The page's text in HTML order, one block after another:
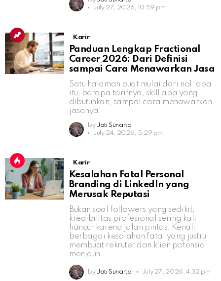
July 27, 2026, 10:59 pm
Karir
Panduan Lengkap Fractional
Career 2026: Dari Definisi
sampai Cara Menawarkan Jasa
Satu halaman buat mulai dari nol: apa
itu, berapa tarifnya, skill apa yang
dibutuhkan, sampai cara menawarkan
jasanya.
by Jati Sunarto
July 24, 2026, 5:29 pm
Karir
Kesalahan Fatal Personal
Branding di LinkedIn yang
Merusak Reputasi
Bukan soal followers yang sedikit,
kredibilitas profesional sering kali
hancur karena jalan pintas. Kenali
berbagai kesalahan fatal yang justru
membuat rekruter dan klien potensial
menjauh.
by Jati Sunarto July 27, 2026, 4:32 pm